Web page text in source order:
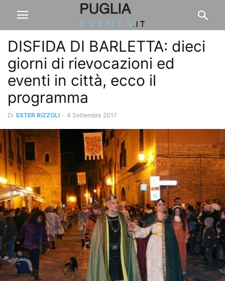
DISFIDA DI BARLETTA: dieci
giorni di rievocazioni ed
eventi in città, ecco il
programma
Di ESTER RIZZOLI - 4 Settembre 2017